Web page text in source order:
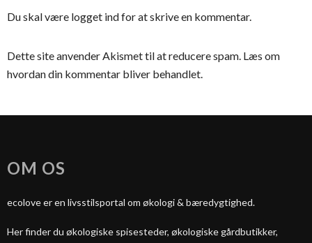
Du skal være logget indfor at skrive en kommentar.
Dette site anvender Akismet til at reducere spam. Læs om
hvordan din kommentar bliver behandlet.
OM OS
ecolove er en livsstilsportal om økologi & bæredygtighed.
Her finder du økologiske spisesteder, økologiske gårdbutikker,